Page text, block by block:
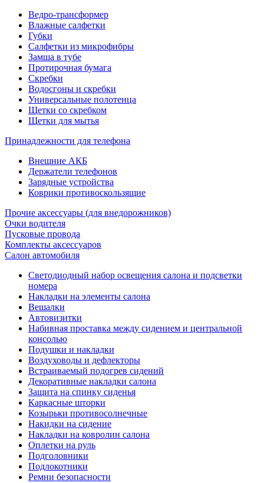
Ведро-трансформер
Влажные салфетки
Губки
Салфетки из микрофибры
Замша в тубе
Протирочная бумага
Скребки
Водосгоны и скребки
Универсальные полотенца
Щетки со скребком
Щетки для мытья
Принадлежности для телефона
Внешние АКБ
Держатели телефонов
Зарядные устройства
Коврики противоскользящие
Прочие аксессуары (для внедорожников)
Очки водителя
Пусковые провода
Комплекты аксессуаров
Салон автомобиля
Светодиодный набор освещения салона и подсветки
номера
Накладки на элементы салона
Вешалки
Автовизитки
Набивная проставка между сидением и центральной
консолью
Подушки и накладки
Воздуховоды и дефлекторы
Встраиваемый подогрев сидений
Декоративные накладки салона
Защита на спинку сиденья
Каркасные шторки
Козырьки противосолнечные
Накидки на сидение
Накладки на ковролин салона
Оплетки на руль
Подголовники
Подлокотники
Ремни безопасности